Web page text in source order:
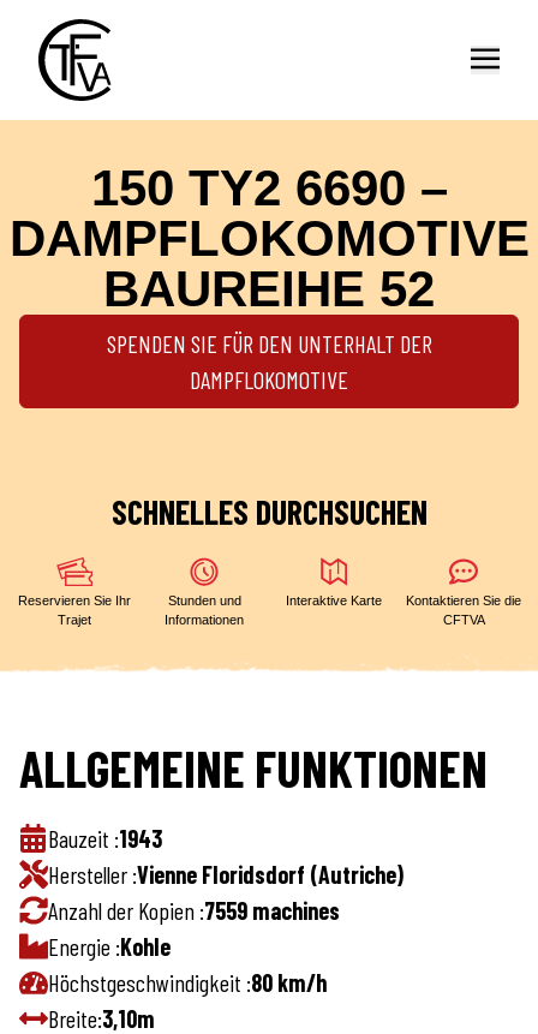
150 TY2 6690 –
DAMPFLOKOMOTIVE
BAUREIHE 52
SPENDEN SIE FÜR DEN UNTERHALT DER
DAMPFLOKOMOTIVE
SCHNELLES DURCHSUCHEN
Reservieren Sie Ihr
Trajet
Stunden und
Informationen
Interaktive Karte
Kontaktieren Sie die
CFTVA
ALLGEMEINE FUNKTIONEN
Bauzeit :1943
Hersteller :Vienne Floridsdorf (Autriche)
Anzahl der Kopien :7559 machines
Energie :Kohle
Höchstgeschwindigkeit :80 km/h
Breite:3,10m